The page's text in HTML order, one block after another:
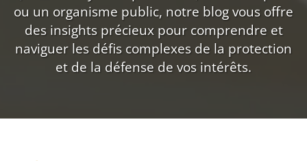
ou un organisme public, notre blog vous offre
des insights précieux pour comprendre et
naviguer les défis complexes de la protection
et de la défense de vos intérêts.